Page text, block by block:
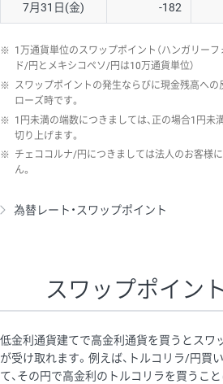
7月31日(金) -182
※ 1万通貨単位のスワップポイント（ハンガリー
ド/円とメキシコペソ/円は10万通貨単位）
※ スワップポイントの発生ならびに現金残高へ
ローズ時です。
※ 1円未満の端数につきましては、正の場合1円未
切り上げます。
※ チェココルナ/円につきましては法人のお客様
ん。
為替レート・スワップポイント
スワップポイン
低金利通貨建てで高金利通貨を買うとスワ
が受け取れます。例えば、トルコリラ/円買
て、その円で高金利のトルコリラを買うこ